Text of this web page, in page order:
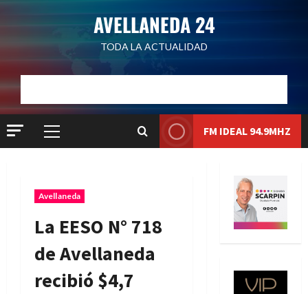
AVELLANEDA 24
TODA LA ACTUALIDAD
Menú
FM IDEAL 94.9MHZ
Avellaneda
La EESO N° 718
de Avellaneda
recibió $4,7